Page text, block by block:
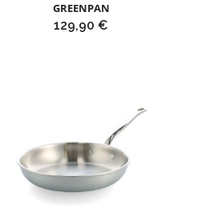
GREENPAN
Prix
129,90 €